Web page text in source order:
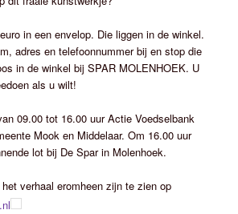
in een envelop. Die liggen in de winkel.
adres en telefoonnummer bij en stop die
in de winkel bij SPAR MOLENHOEK. U
als u wilt!
09.00 tot 16.00 uur Actie Voedselbank
Mook en Middelaar. Om 16.00 uur
lot bij De Spar in Molenhoek.
verhaal eromheen zijn te zien op